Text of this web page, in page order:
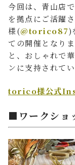
今回は、青山店
を拠点にご活躍
様(@torico87)
ての開催となり
と、おしゃれで
ンに支持されて
torico様公式
■ワークショ